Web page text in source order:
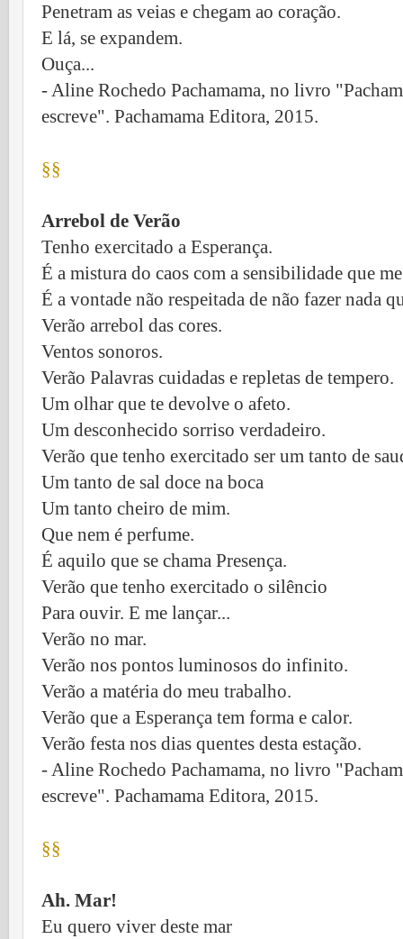
Penetram as veias e chegam ao coração.
E lá, se expandem.
Ouça...
- Aline Rochedo Pachamama, no livro
escreve". Pachamama Editora, 2015.
§§
Arrebol de Verão
Tenho exercitado a Esperança.
É a mistura do caos com a sensibilidade que
É a vontade não respeitada de não fazer nada
Verão arrebol das cores.
Ventos sonoros.
Verão Palavras cuidadas e repletas de tempero.
Um olhar que te devolve o afeto.
Um desconhecido sorriso verdadeiro.
Verão que tenho exercitado ser um tanto de
Um tanto de sal doce na boca
Um tanto cheiro de mim.
Que nem é perfume.
É aquilo que se chama Presença.
Verão que tenho exercitado o silêncio
Para ouvir. E me lançar...
Verão no mar.
Verão nos pontos luminosos do infinito.
Verão a matéria do meu trabalho.
Verão que a Esperança tem forma e calor.
Verão festa nos dias quentes desta estação.
- Aline Rochedo Pachamama, no livro
escreve". Pachamama Editora, 2015.
§§
Ah. Mar!
Eu quero viver deste mar